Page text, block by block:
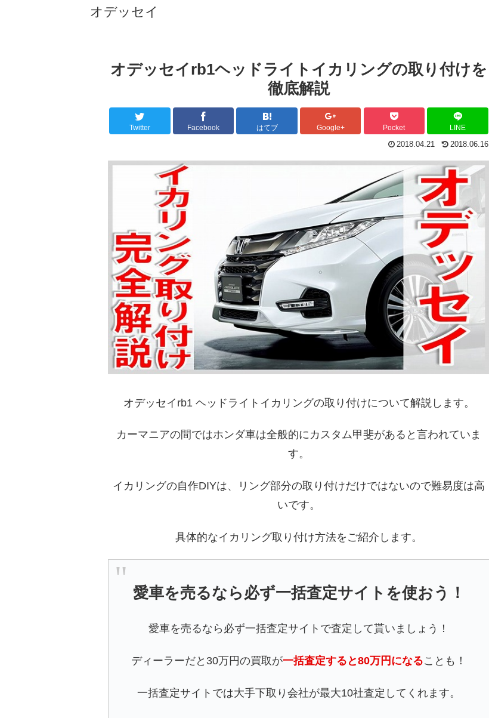
オデッセイ
オデッセイrb1ヘッドライトイカリングの取り付けを
徹底解説
Twitter Facebook はてブ Google+ Pocket LINE
2018.04.21 2018.06.16
オデッセイrb1 ヘッドライトイカリングの取り付けについて解説します。
カーマニアの間ではホンダ車は全般的にカスタム甲斐があると言われていま
す。
イカリングの自作DIYは、リング部分の取り付けだけではないので難易度は高
いです。
具体的なイカリング取り付け方法をご紹介します。
愛車を売るなら必ず一括査定サイトを使おう！
愛車を売るなら必ず一括査定サイトで査定して貰いましょう！
ディーラーだと30万円の買取が一括査定すると80万円になることも！
一括査定サイトでは大手下取り会社が最大10社査定してくれます。